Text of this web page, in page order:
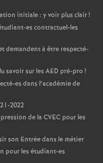
initiale : y voir plus clair!
es contractuel-les
demandent à être respecté-
savoir sur les AED pré-pro !
es dans l’académie de
2022
de la CVEC pour les
son Entrée dans le métier
pour les étudiant-es